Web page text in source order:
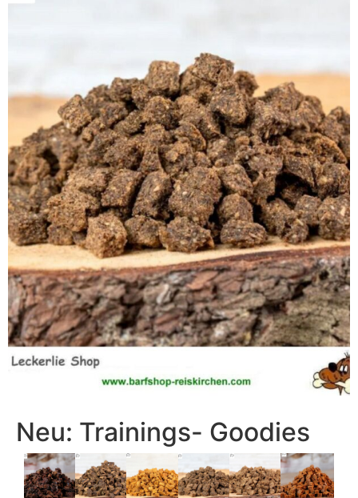
Neu: Trainings- Goodies